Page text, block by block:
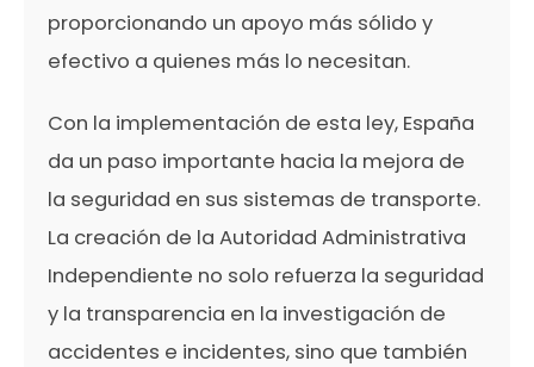
proporcionando un apoyo más sólido y
efectivo a quienes más lo necesitan.
Con la implementación de esta ley, España
da un paso importante hacia la mejora de
la seguridad en sus sistemas de transporte.
La creación de la Autoridad Administrativa
Independiente no solo refuerza la seguridad
y la transparencia en la investigación de
accidentes e incidentes, sino que también